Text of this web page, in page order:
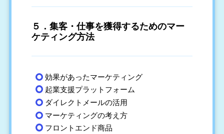
５．集客・仕事を獲得するためのマー
ケティング方法
効果があったマーケティング
起業支援プラットフォーム
ダイレクトメールの活用
マーケティングの考え方
フロントエンド商品